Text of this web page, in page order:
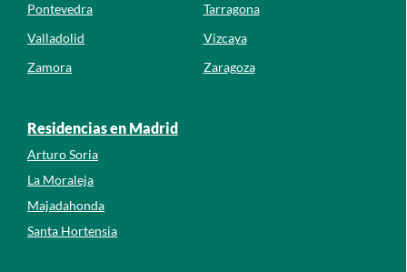
Pontevedra
Tarragona
Valladolid
Vizcaya
Zamora
Zaragoza
Residencias en Madrid
Arturo Soria
La Moraleja
Majadahonda
Santa Hortensia